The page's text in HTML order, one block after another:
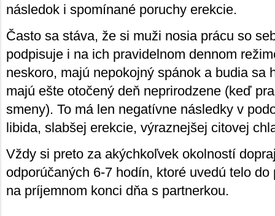
následok i spomínané poruchy erekcie.
Často sa stáva, že si muži nosia prácu so
podpisuje i na ich pravidelnom dennom
neskoro, majú nepokojný spánok a budia sa
majú ešte otočený deň neprirodzene (keď
smeny). To má len negatívne následky v
libida, slabšej erekcie, výraznejšej citovej
Vždy si preto za akýchkoľvek okolností
odporúčaných 6-7 hodín, ktoré uvedú telo
na príjemnom konci dňa s partnerkou.